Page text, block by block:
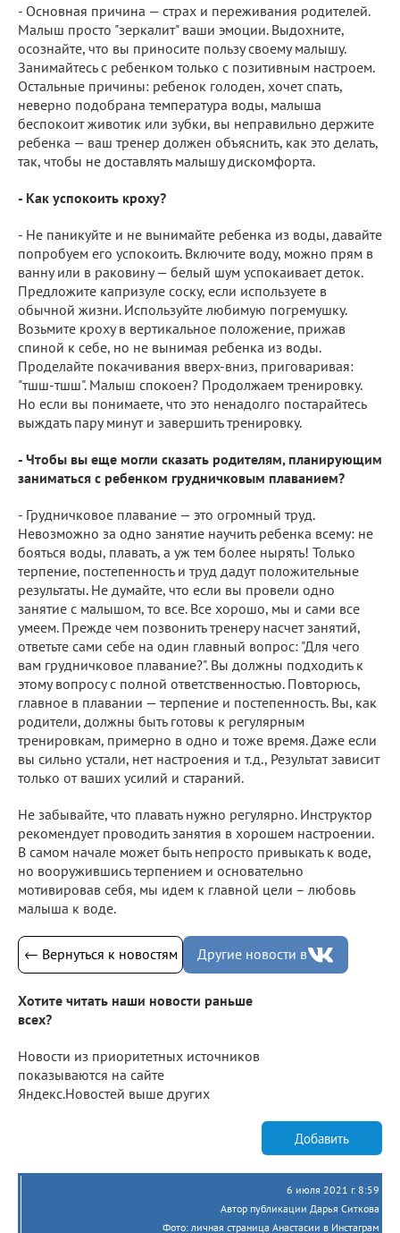
- Основная причина — страх и переживания родителей.
Малыш просто "зеркалит" ваши эмоции. Выдохните,
осознайте, что вы приносите пользу своему малышу.
Занимайтесь с ребенком только с позитивным настроем.
Остальные причины: ребенок голоден, хочет спать,
неверно подобрана температура воды, малыша
беспокоит животик или зубки, вы неправильно держите
ребенка — ваш тренер должен объяснить, как это делать,
так, чтобы не доставлять малышу дискомфорта.
- Как успокоить кроху?
- Не паникуйте и не вынимайте ребенка из воды, давайте
попробуем его успокоить. Включите воду, можно прям в
ванну или в раковину — белый шум успокаивает деток.
Предложите капризуле соску, если используете в
обычной жизни. Используйте любимую погремушку.
Возьмите кроху в вертикальное положение, прижав
спиной к себе, но не вынимая ребенка из воды.
Проделайте покачивания вверх-вниз, приговаривая:
"тшш-тшш". Малыш спокоен? Продолжаем тренировку.
Но если вы понимаете, что это ненадолго постарайтесь
выждать пару минут и завершить тренировку.
- Чтобы вы еще могли сказать родителям, планирующим
заниматься с ребенком грудничковым плаванием?
- Грудничковое плавание — это огромный труд.
Невозможно за одно занятие научить ребенка всему: не
бояться воды, плавать, а уж тем более нырять! Только
терпение, постепенность и труд дадут положительные
результаты. Не думайте, что если вы провели одно
занятие с малышом, то все. Все хорошо, мы и сами все
умеем. Прежде чем позвонить тренеру насчет занятий,
ответьте сами себе на один главный вопрос: "Для чего
вам грудничковое плавание?". Вы должны подходить к
этому вопросу с полной ответственностью. Повторюсь,
главное в плавании — терпение и постепенность. Вы, как
родители, должны быть готовы к регулярным
тренировкам, примерно в одно и тоже время. Даже если
вы сильно устали, нет настроения и т.д., Результат зависит
только от ваших усилий и стараний.
Не забывайте, что плавать нужно регулярно. Инструктор
рекомендует проводить занятия в хорошем настроении.
В самом начале может быть непросто привыкать к воде,
но вооружившись терпением и основательно
мотивировав себя, мы идем к главной цели – любовь
малыша к воде.
← Вернуться к новостям Другие новости в
Хотите читать наши новости раньше
всех?
Новости из приоритетных источников
показываются на сайте
Яндекс.Новостей выше других
Добавить
6 июля 2021 г. 8:59
Автор публикации Дарья Ситкова
Фото: личная страница Анастасии в Инстаграм